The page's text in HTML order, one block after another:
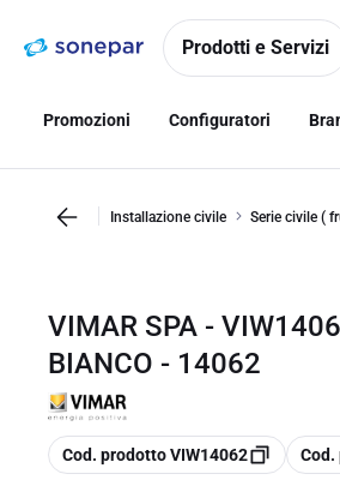
navigazionealla
Prodotti e Servizi
Promozioni Configuratori
Installazione civile Serie civile (
VIMAR SPA -
BIANCO - 14062
copia
Cod. prodotto VIW14062 copia